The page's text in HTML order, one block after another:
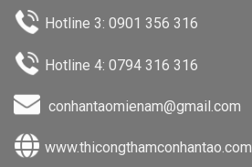
Hotline 3: 0901 356 316
Hotline 4: 0794 316 316
conhantaomienam@gmail.com
www.thicongthamconhantao.com